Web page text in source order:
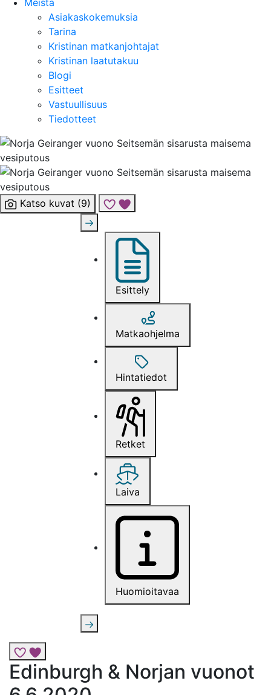
Meistä
Asiakaskokemuksia
Tarina
Kristinan matkanjohtajat
Kristinan laatutakuu
Blogi
Esitteet
Vastuullisuus
Tiedotteet
Katso kuvat (9)
Esittely
Matkaohjelma
Hintatiedot
Retket
Laiva
Huomioitavaa
Lisää risteily suosikkeihin
Edinburgh & Norjan vuonot